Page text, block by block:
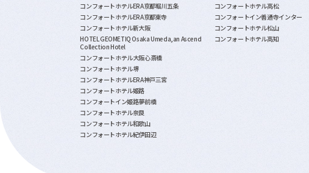
コンフォートホテルERA京都堀川五条
コンフォートホテルERA京都東寺
コンフォートホテル新大阪
HOTEL GEOMETIQ Osaka Umeda,an Ascend
Collection Hotel
コンフォートホテル大阪心斎橋
コンフォートホテル堺
コンフォートホテルERA神戸三宮
コンフォートホテル姫路
コンフォートイン姫路夢前橋
コンフォートホテル奈良
コンフォートホテル和歌山
コンフォートホテル紀伊田辺
コンフォートホテル高松
コンフォートイン善通寺インター
コンフォートホテル松山
コンフォートホテル高知